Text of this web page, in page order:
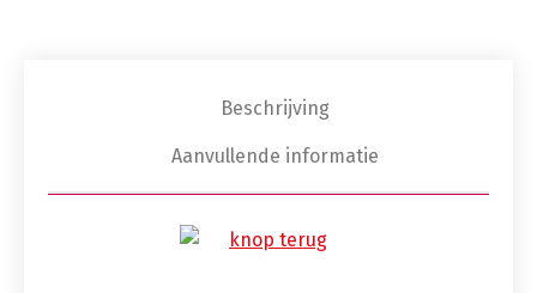
Beschrijving
Aanvullende informatie